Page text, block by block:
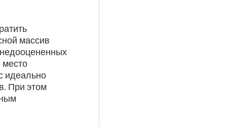
массив
место
идеально
При этом